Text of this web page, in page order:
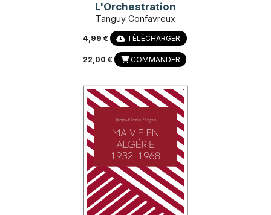
L'Orchestration
Tanguy Confavreux
4,99 € TÉLÉCHARGER
22,00 € COMMANDER